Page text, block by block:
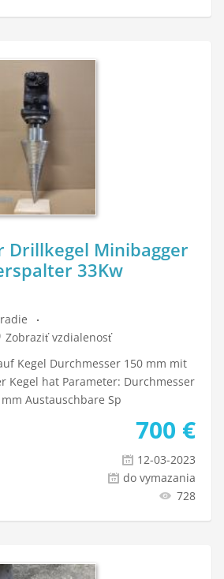
Drillkegel Minibagger
33Kw
Zobraziť vzdialenosť
Kegel Durchmesser 150 mm mit
Kegel hat Parameter: Durchmesser
Austauschbare Sp
700 €
12-03-2023
do vymazania
728